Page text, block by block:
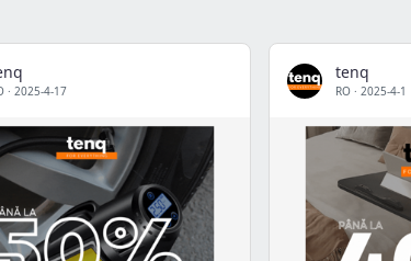
· 2025-4-17
tenq
RO · 2025-4-1